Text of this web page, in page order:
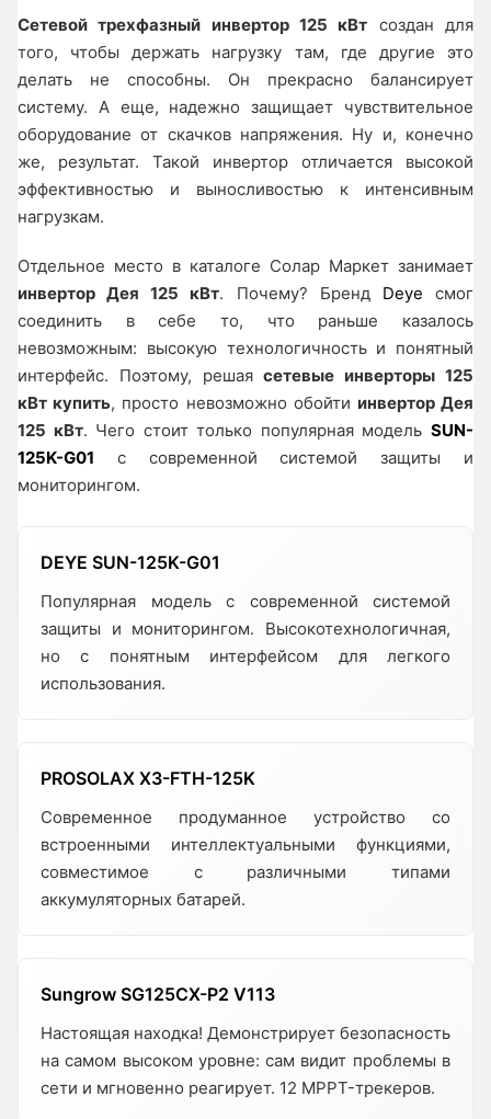
Сетевой трехфазный инвертор 125 кВт создан для
того, чтобы держать нагрузку там, где другие это
делать не способны. Он прекрасно балансирует
систему. А еще, надежно защищает чувствительное
оборудование от скачков напряжения. Ну и, конечно
же, результат. Такой инвертор отличается высокой
эффективностью и выносливостью к интенсивным
нагрузкам.
Отдельное место в каталоге Солар Маркет занимает
инвертор Дея 125 кВт. Почему? Бренд Deye смог
соединить в себе то, что раньше казалось
невозможным: высокую технологичность и понятный
интерфейс. Поэтому, решаясетевые инверторы 125
кВт купить, просто невозможно обойти инвертор Дея
125 кВт. Чего стоит только популярная модельSUN-
125K-G01 с современной системой защиты и
мониторингом.
DEYE SUN-125K-G01
Популярная модель с современной системой
защиты и мониторингом. Высокотехнологичная,
но с понятным интерфейсом для легкого
использования.
PROSOLAX X3-FTH-125K
Современное продуманное устройство со
встроенными интеллектуальными функциями,
совместимое с различными типами
аккумуляторных батарей.
Sungrow SG125CX-P2 V113
Настоящая находка! Демонстрирует безопасность
на самом высоком уровне: сам видит проблемы в
сети и мгновенно реагирует. 12 MPPT-трекеров.